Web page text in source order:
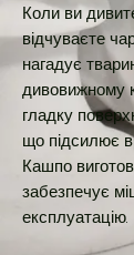
Коли ви
відчуваєте
нагадує
дивовижному
гладку
що підсилює
Кашпо
забезпечує
експлуатацію.